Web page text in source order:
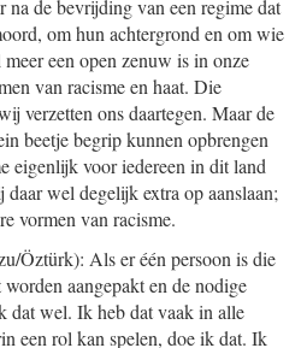
na de bevrijding van een regime dat
om hun achtergrond en om wie
een open zenuw is in onze
van racisme en haat. Die
verzetten ons daartegen. Maar de
beetje begrip kunnen opbrengen
eigenlijk voor iedereen in dit land
wel degelijk extra op aanslaan;
vormen van racisme.
Öztürk): Als er één persoon is die
aangepakt en de nodige
dat wel. Ik heb dat vaak in alle
een rol kan spelen, doe ik dat. Ik